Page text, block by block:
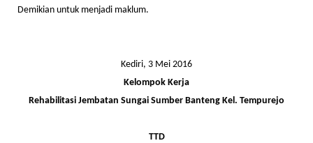
Demikian untuk menjadi maklum.
Kediri, 3 Mei 2016
Kelompok Kerja
Rehabilitasi Jembatan Sungai Sumber Banteng Kel. Tempurejo
TTD